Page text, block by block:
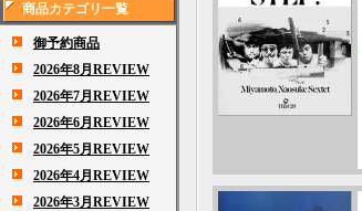
商品カテゴリ一覧
御予約商品
2026年8月REVIEW
2026年7月REVIEW
2026年6月REVIEW
2026年5月REVIEW
2026年4月REVIEW
2026年3月REVIEW